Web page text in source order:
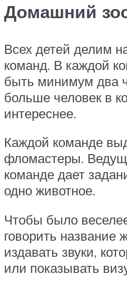
Домашний
Всех детей делим
команд. В каждой
быть минимум два
больше человек в
интереснее.
Каждой команде
фломастеры.
команде дает
одно животное.
Чтобы было
говорить название
издавать звуки,
или показывать